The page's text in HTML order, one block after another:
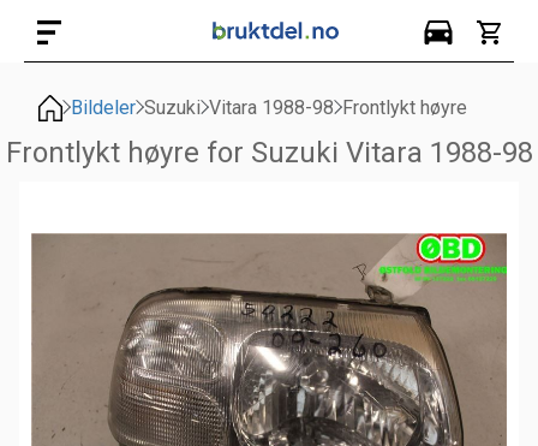
Bildeler Suzuki Vitara 1988-98 Frontlykt høyre
Frontlykt høyre for Suzuki Vitara 1988-98